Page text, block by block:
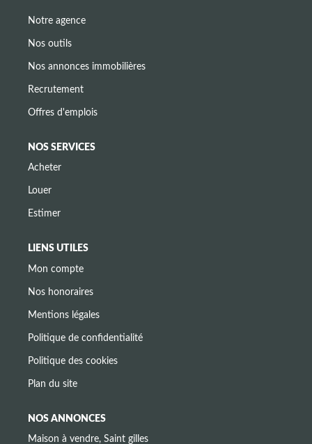
Notre agence
Nos outils
Nos annonces immobilières
Recrutement
Offres d'emplois
NOS SERVICES
Acheter
Louer
Estimer
LIENS UTILES
Mon compte
Nos honoraires
Mentions légales
Politique de confidentialité
Politique des cookies
Plan du site
NOS ANNONCES
Maison à vendre, Saint gilles